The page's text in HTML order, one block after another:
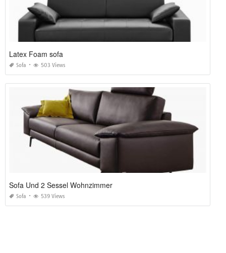
Latex Foam sofa
Sofa 503 Views
Sofa Und 2 Sessel Wohnzimmer
Sofa 539 Views